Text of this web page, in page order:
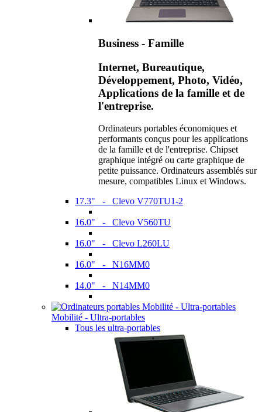
Business - Famille
Internet, Bureautique,
Développement, Photo, Vidéo,
Applications de la famille et de
l'entreprise.
Ordinateurs portables économiques et
performants conçus pour les applications
de la famille et de l'entreprise. Chipset
graphique intégré ou carte graphique de
petite puissance. Ordinateurs assemblés sur
mesure, compatibles Linux et Windows.
17.3" - Clevo V770TU1-2
16.0" - Clevo V560TU
16.0" - Clevo L260LU
16.0" - N16MM0
14.0" - N14MM0
Mobilité - Ultra-portables
Tous les ultra-portables